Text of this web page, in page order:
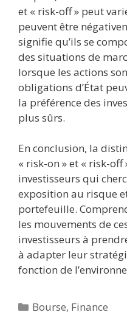
et « risk-off » peut
peuvent être
signifie qu’ils se
des situations de
lorsque les actions
obligations d’État
la préférence des
plus sûrs.
En conclusion, la
« risk-on » et « risk-
investisseurs qui
exposition au risque
portefeuille.
les mouvements de
investisseurs à
à adapter leur
fonction de
Catégories
Bourse, Finance